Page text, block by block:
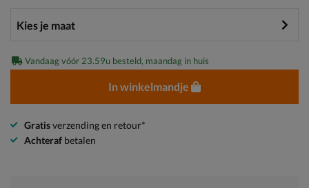
Vandaag vóór 23.59u besteld, maandag in huis
In winkelmandje
Gratisverzending en retour*
Achteraf betalen